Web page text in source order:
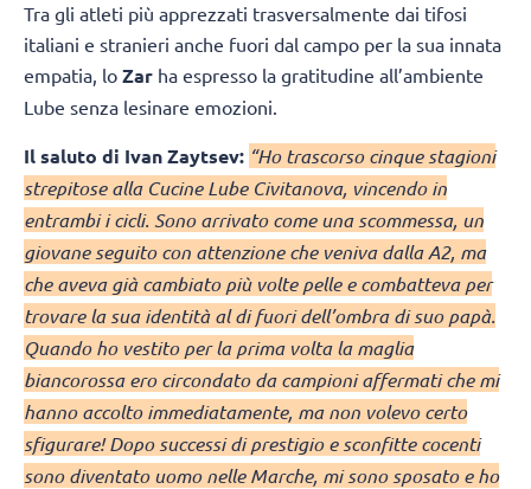
Tra gli atleti più apprezzati trasversalmente dai tifosi
italiani e stranieri anche fuori dal campo per la sua innata
empatia, lo Zar ha espresso la gratitudine all’ambiente
Lube senza lesinare emozioni.
Il saluto di Ivan Zaytsev: “Ho trascorso cinque stagioni
strepitose alla Cucine Lube Civitanova, vincendo in
entrambi i cicli. Sono arrivato come una scommessa, un
giovane seguito con attenzione che veniva dalla A2, ma
che aveva già cambiato più volte pelle e combatteva per
trovare la sua identità al di fuori dell’ombra di suo papà.
Quando ho vestito per la prima volta la maglia
biancorossa ero circondato da campioni affermati che mi
hanno accolto immediatamente, ma non volevo certo
sfigurare! Dopo successi di prestigio e sconfitte cocenti
sono diventato uomo nelle Marche, mi sono sposato e ho